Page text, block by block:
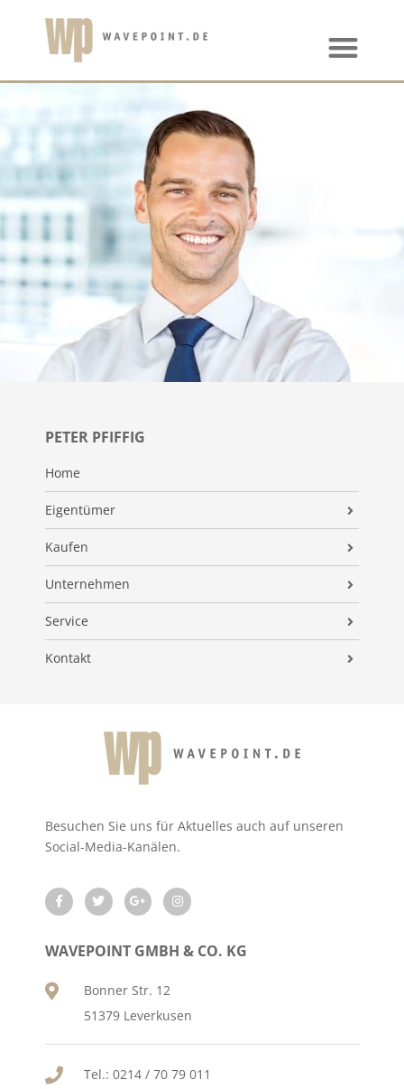
PETER PFIFFIG
Home
Eigentümer
Verkaufen
Vermieten
Immobilienpreise
Kaufen
Immobilienangebote
VIP-Service
Finanzierung
Energieausweis
Suchauftrag
Unternehmen
Firmenprofil
Team
Kooperationspartner
Service
Finanzierungsrechner
Umzugs-Checkliste
Widerrufsrecht
Kontakt
Besuchen Sie uns für Aktuelles auch auf unseren
Social-Media-Kanälen.
WAVEPOINT GMBH & CO. KG
Bonner Str. 12
51379 Leverkusen
Tel.: 0214 / 70 79 011